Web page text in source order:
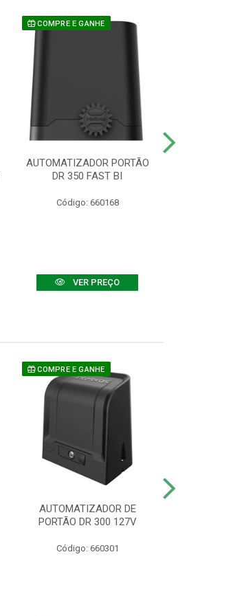
COMPRE E GANHE
AUTOMATIZADOR PORTÃO
DR 350 FAST BI
Código: 660168
VER PREÇO
COMPRE E GANHE
AUTOMATIZADOR DE
PORTÃO DR 300 127V
Código: 660301